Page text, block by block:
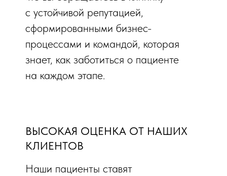
с устойчивой репутацией,
сформированными бизнес-
процессами и командой, которая
знает, как заботиться о пациенте
на каждом этапе.
ВЫСОКАЯ ОЦЕНКА ОТ НАШИХ
КЛИЕНТОВ
Наши пациенты ставят